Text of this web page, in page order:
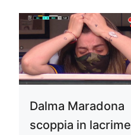
Dalma Maradona
scoppia in lacrime